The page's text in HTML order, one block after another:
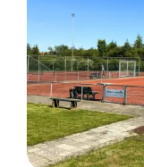
Sportangeln
Haifischzähne
Seehunden
Essen